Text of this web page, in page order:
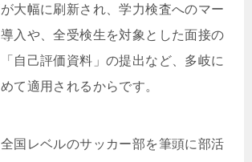
大幅に刷新され、学力検査へのマー
入や、全受検生を対象とした面接の
自己評価資料」の提出など、多岐に
て適用されるからです。
国レベルのサッカー部を筆頭に部活